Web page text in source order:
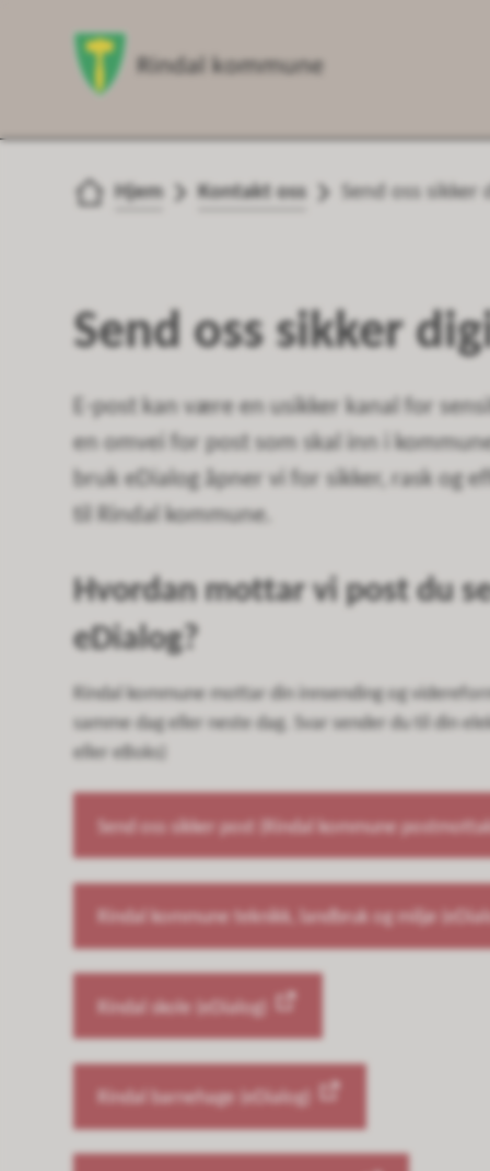
Du er her:
Hjem Kontakt oss Send oss sikker
Send oss sikker
E-post kan være en usikker kanal for
en omvei for post som skal inn i
bruk eDialog åpner vi for sikker, rask og
til Rindal kommune.
Hvordan mottar vi post du
eDialog?
Rindal kommune mottar din innsending og
samme dag eller neste dag. Svar sender du til din
eller eBoks)
Send oss sikker post (Rindal kommune postmottak)
Rindal kommune teknikk, landbruk og miljø
Rindal skole (eDialog)
Rindal barnehage (eDialog)